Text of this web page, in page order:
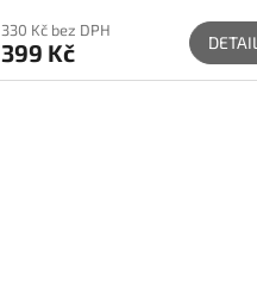
330 Kč bez DPH
399 Kč DETAIL